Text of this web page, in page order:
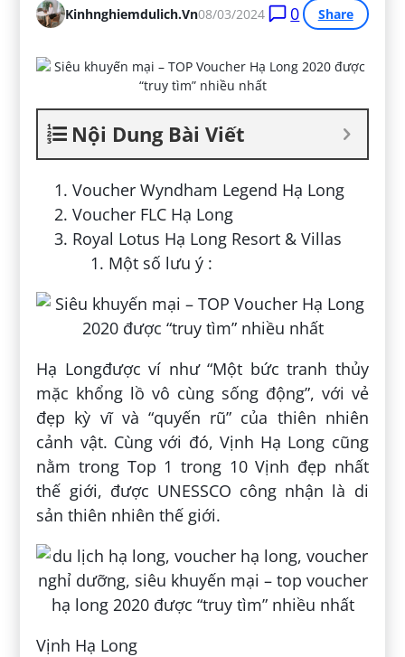
Kinhnghiemdulich.vn08/03/2024 0 Share
Nội Dung Bài Viết
Voucher Wyndham Legend Hạ Long
Voucher FLC Hạ Long
Royal Lotus Hạ Long Resort & Villas
Một số lưu ý :
Hạ Longđược ví như “Một bức tranh thủy
mặc khổng lồ vô cùng sống động”, với vẻ
đẹp kỳ vĩ và “quyến rũ” của thiên nhiên
cảnh vật. Cùng với đó, Vịnh Hạ Long cũng
nằm trong Top 1 trong 10 Vịnh đẹp nhất
thế giới, được UNESSCO công nhận là di
sản thiên nhiên thế giới.
Vịnh Hạ Long